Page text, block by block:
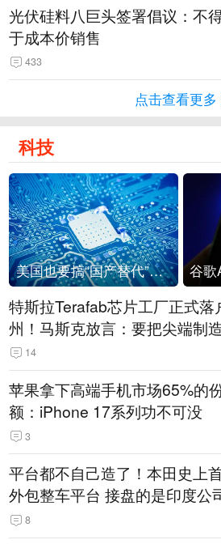
光伏硅料八巨头签署倡议：不
于成本价销售
433
点击查看更多
科技
美国也要搞“国产替代”？先算清三笔账
特斯拉Terafab芯片工厂正式落
州！马斯克放言：要把尖端制
回美国
14
苹果拿下高端手机市场65%的
额：iPhone 17系列功不可没
3
平台都不自己造了！本田史上
外包整车平台 接盘的是印度公
8